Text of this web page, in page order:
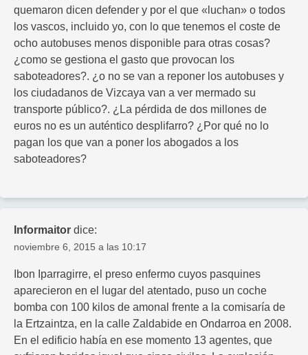
quemaron dicen defender y por el que «luchan» o todos
los vascos, incluido yo, con lo que tenemos el coste de
ocho autobuses menos disponible para otras cosas?
¿como se gestiona el gasto que provocan los
saboteadores?. ¿o no se van a reponer los autobuses y
los ciudadanos de Vizcaya van a ver mermado su
transporte público?. ¿La pérdida de dos millones de
euros no es un auténtico desplifarro? ¿Por qué no lo
pagan los que van a poner los abogados a los
saboteadores?
Informaitor dice:
noviembre 6, 2015 a las 10:17
Ibon Iparragirre, el preso enfermo cuyos pasquines
aparecieron en el lugar del atentado, puso un coche
bomba con 100 kilos de amonal frente a la comisaría de
la Ertzaintza, en la calle Zaldabide en Ondarroa en 2008.
En el edificio había en ese momento 13 agentes, que